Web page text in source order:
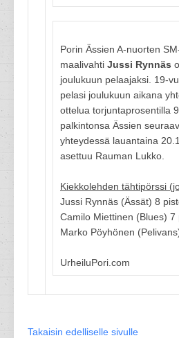
Porin Ässien A-nuorten
maalivahti Jussi Rynnäs
joulukuun pelaajaksi. 19-
pelasi joulukuun aikana
ottelua torjuntaprosentilla
palkintonsa Ässien
yhteydessä lauantaina
asettuu Rauman Lukko.
Kiekkolehden tähtipörssi
Jussi Rynnäs (Ässät) 8
Camilo Miettinen (Blues) 7
Marko Pöyhönen
UrheiluPori.com
Takaisin edelliselle sivulle